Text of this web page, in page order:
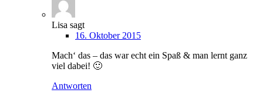
Lisa sagt
16. Oktober 2015
Mach‘ das – das war echt ein Spaß & man lernt ganz
viel dabei! 🙂
Antworten